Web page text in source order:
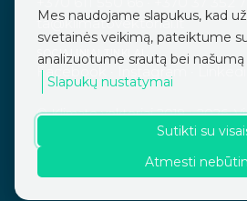
Mes naudojame slapukus, kad
svetainės veikimą, pateiktume
analizuotume srautą bei našumą
Slapukų nustatymai
Sutikti su
Atmesti
ta@klimatovektoriai.lt
SOCIALINIAI TINKLAI
Facebook Instagram Linkedin
© Klimato vektoriai 2019 - 2026.